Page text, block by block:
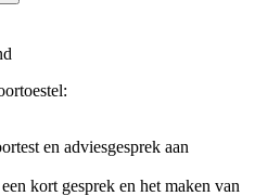
en adviesgesprek aan
kort gesprek en het maken van